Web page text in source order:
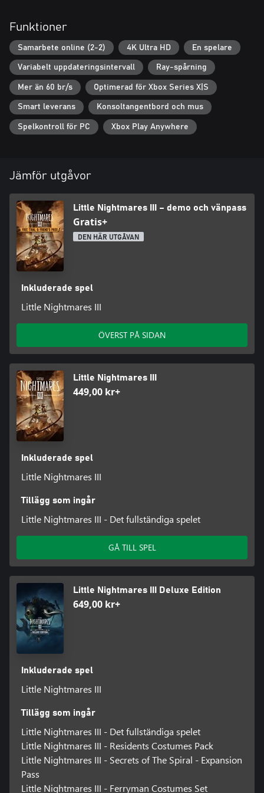
Funktioner
Samarbete online (2-2) 4K Ultra HD En spelare
Variabelt uppdateringsintervall Ray-spårning
Mer än 60 br/s Optimerad för Xbox Series X|S
Smart leverans Konsoltangentbord och mus
Spelkontroll för PC Xbox Play Anywhere
Jämför utgåvor
Little Nightmares III – demo och vänpass
Gratis+
DEN HÄR UTGÅVAN
Inkluderade spel
Little Nightmares III
ÖVERST PÅ SIDAN
Little Nightmares III
449,00 kr+
Inkluderade spel
Little Nightmares III
Tillägg som ingår
Little Nightmares III - Det fullständiga spelet
GÅ TILL SPEL
Little Nightmares III Deluxe Edition
649,00 kr+
Inkluderade spel
Little Nightmares III
Tillägg som ingår
Little Nightmares III - Det fullständiga spelet
Little Nightmares III - Residents Costumes Pack
Little Nightmares III - Secrets of The Spiral - Expansion
Pass
Little Nightmares III - Ferryman Costumes Set